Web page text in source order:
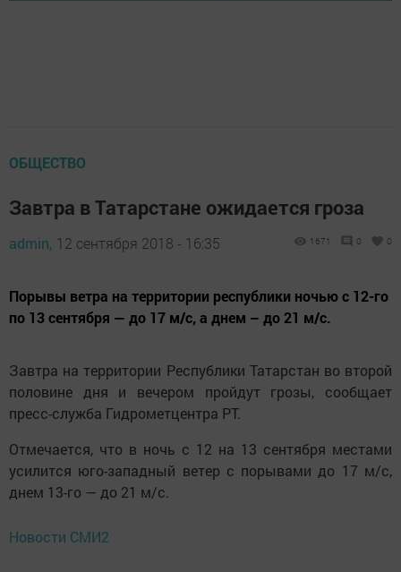
ОБЩЕСТВО
Завтра в Татарстане ожидается гроза
admin, 12 сентября 2018 - 16:35 1671 0 0
Порывы ветра на территории республики ночью с 12-го
по 13 сентября — до 17 м/с, а днем – до 21 м/с.
Завтра на территории Республики Татарстан во второй
половине дня и вечером пройдут грозы, сообщает
пресс-служба Гидрометцентра РТ.
Отмечается, что в ночь с 12 на 13 сентября местами
усилится юго-западный ветер с порывами до 17 м/с,
днем 13-го — до 21 м/с.
Новости СМИ2